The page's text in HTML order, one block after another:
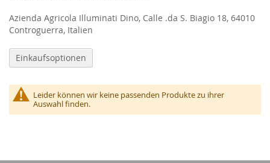
Azienda Agricola Illuminati Dino, Calle .da S. Biagio 18, 64010
Controguerra, Italien
Leider können wir keine passenden Produkte zu ihrer
Auswahl finden.
Einkaufsoptionen